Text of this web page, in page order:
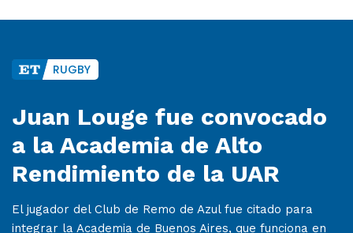
RUGBY
Juan Louge fue convocado
a la Academia de Alto
Rendimiento de la UAR
El jugador del Club de Remo de Azul fue citado para
integrar la Academia de Buenos Aires, que funciona en